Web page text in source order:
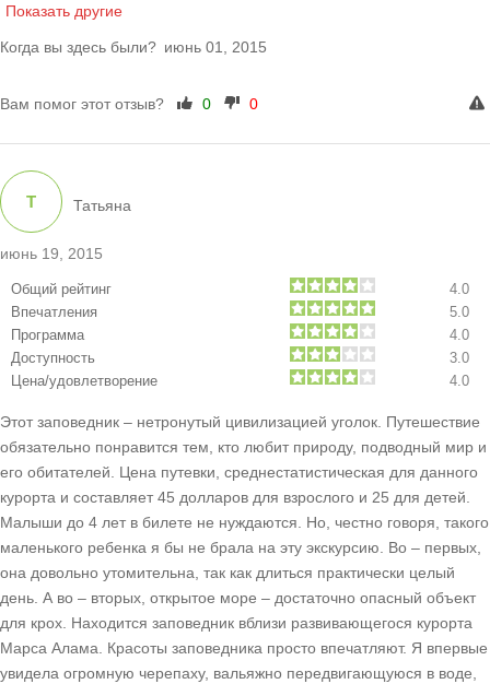
Показать другие
Когда вы здесь были? июнь 01, 2015
Вам помог этот отзыв? 0 0
июнь 19, 2015
Общий рейтинг
4.0
Впечатления
5.0
Программа
4.0
Доступность
3.0
Цена/удовлетворение
4.0
Этот заповедник – нетронутый цивилизацией уголок. Путешествие
обязательно понравится тем, кто любит природу, подводный мир и
его обитателей. Цена путевки, среднестатистическая для данного
курорта и составляет 45 долларов для взрослого и 25 для детей.
Малыши до 4 лет в билете не нуждаются. Но, честно говоря, такого
маленького ребенка я бы не брала на эту экскурсию. Во – первых,
она довольно утомительна, так как длиться практически целый
день. А во – вторых, открытое море – достаточно опасный объект
для крох. Находится заповедник вблизи развивающегося курорта
Марса Алама. Красоты заповедника просто впечатляют. Я впервые
увидела огромную черепаху, вальяжно передвигающуюся в воде,
Т Татьяна